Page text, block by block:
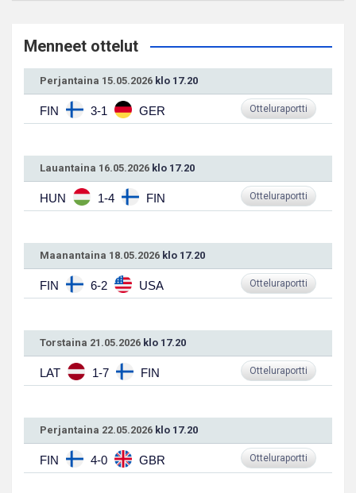
Menneet ottelut
Perjantaina 15.05.2026 klo 17.20
FIN 3-1 GER Otteluraportti
Lauantaina 16.05.2026 klo 17.20
HUN 1-4 FIN Otteluraportti
Maanantaina 18.05.2026 klo 17.20
FIN 6-2 USA Otteluraportti
Torstaina 21.05.2026 klo 17.20
LAT 1-7 FIN Otteluraportti
Perjantaina 22.05.2026 klo 17.20
FIN 4-0 GBR Otteluraportti